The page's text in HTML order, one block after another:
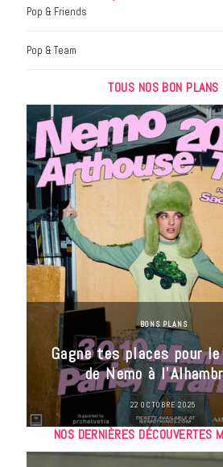
Pop & Friends
Pop & Team
TOUS NOS BON PLANS
BONS PLANS
Gagne tes places pour
de Nemo à
22 OCTOBRE 2025
NOS DERNIÈRES DÉCOUVERTES